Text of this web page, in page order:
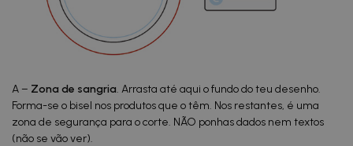
A – Zona de sangria. Arrasta até aqui o fundo do teu desenho.
Forma-se o bisel nos produtos que o têm. Nos restantes, é uma
zona de segurança para o corte. NÃO ponhas dados nem textos
(não se vão ver).